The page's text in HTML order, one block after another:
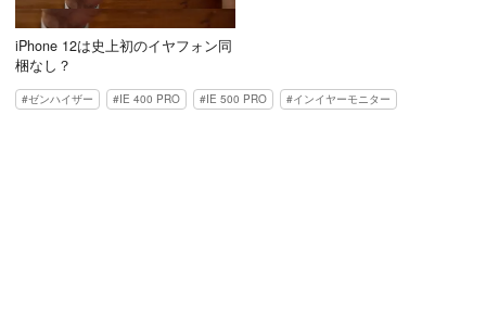
iPhone 12は史上初のイヤフォン同
梱なし？
ゼンハイザー IE 400 PRO IE 500 PRO インイヤーモニター